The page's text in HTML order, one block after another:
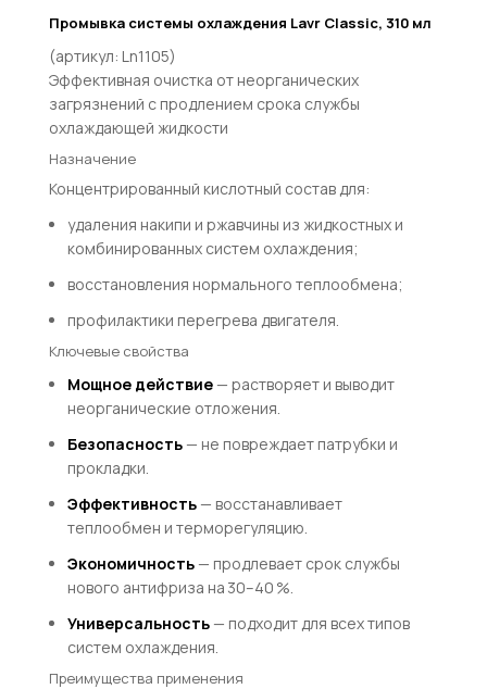
Промывка системы охлаждения Lavr Classic, 310 мл
(артикул: Ln1105)
Эффективная очистка от неорганических
загрязнений с продлением срока службы
охлаждающей жидкости
Назначение
Концентрированный кислотный состав для:
удаления накипи и ржавчины из жидкостных и
комбинированных систем охлаждения;
восстановления нормального теплообмена;
профилактики перегрева двигателя.
Ключевые свойства
Мощное действие— растворяет и выводит
неорганические отложения.
Безопасность— не повреждает патрубки и
прокладки.
Эффективность— восстанавливает
теплообмен и терморегуляцию.
Экономичность— продлевает срок службы
нового антифриза на 30–40 %.
Универсальность— подходит для всех типов
систем охлаждения.
Преимущества применения